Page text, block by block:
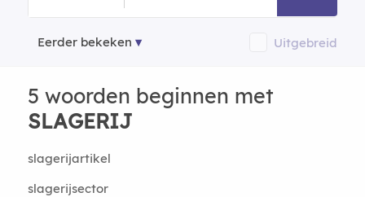
Eerder bekeken Uitgebreid
5 woorden beginnen met
SLAGERIJ
slagerijartikel
slagerijsector